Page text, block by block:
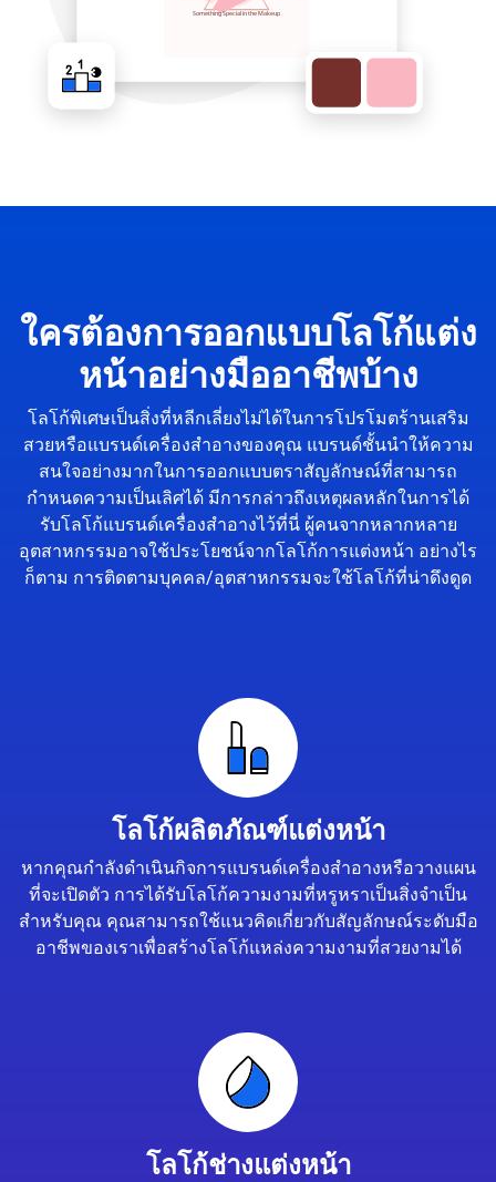
ใครต้องการออกแบบโลโก้แต่ง
หน้าอย่างมืออาชีพบ้าง
โลโก้พิเศษเป็นสิ่งที่หลีกเลี่ยงไม่ได้ในการโปรโมตร้านเสริม
สวยหรือแบรนด์เครื่องสำอางของคุณ แบรนด์ชั้นนำให้ความ
สนใจอย่างมากในการออกแบบตราสัญลักษณ์ที่สามารถ
กำหนดความเป็นเลิศได้ มีการกล่าวถึงเหตุผลหลักในการได้
รับโลโก้แบรนด์เครื่องสำอางไว้ที่นี่ ผู้คนจากหลากหลาย
อุตสาหกรรมอาจใช้ประโยชน์จากโลโก้การแต่งหน้า อย่างไร
ก็ตาม การติดตามบุคคล/อุตสาหกรรมจะใช้โลโก้ที่น่าดึงดูด
โลโก้ผลิตภัณฑ์แต่งหน้า
หากคุณกำลังดำเนินกิจการแบรนด์เครื่องสำอางหรือวางแผน
ที่จะเปิดตัว การได้รับโลโก้ความงามที่หรูหราเป็นสิ่งจำเป็น
สำหรับคุณ คุณสามารถใช้แนวคิดเกี่ยวกับสัญลักษณ์ระดับมือ
อาชีพของเราเพื่อสร้างโลโก้แหล่งความงามที่สวยงามได้
โลโก้ช่างแต่งหน้า